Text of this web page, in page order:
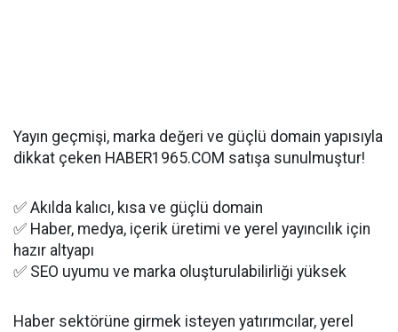
Yayın geçmişi, marka değeri ve güçlü domain yapısıyla
dikkat çeken HABER1965.COM satışa sunulmuştur!
✅ Akılda kalıcı, kısa ve güçlü domain
✅ Haber, medya, içerik üretimi ve yerel yayıncılık için
hazır altyapı
✅ SEO uyumu ve marka oluşturulabilirliği yüksek
Haber sektörüne girmek isteyen yatırımcılar, yerel